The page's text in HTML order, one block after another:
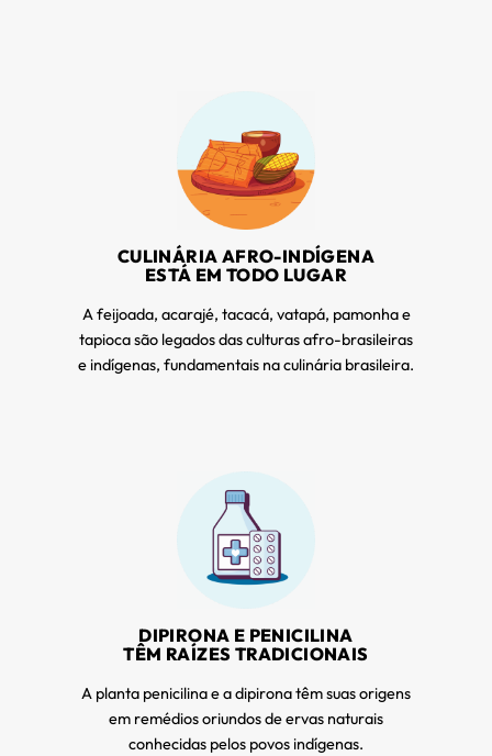
CULINÁRIA AFRO-INDÍGENA
ESTÁ EM TODO LUGAR
A feijoada, acarajé, tacacá, vatapá, pamonha e
tapioca são legados das culturas afro-brasileiras
e indígenas, fundamentais na culinária brasileira.
DIPIRONA E PENICILINA
TÊM RAÍZES TRADICIONAIS
A planta penicilina e a dipirona têm suas origens
em remédios oriundos de ervas naturais
conhecidas pelos povos indígenas.